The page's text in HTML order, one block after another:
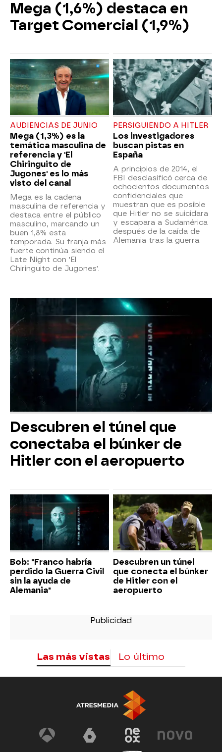
Mega (1,6%) destaca en
Target Comercial (1,9%)
AUDIENCIAS DE JUNIO
Mega (1,3%) es la
temática masculina de
referencia y 'El
Chiringuito de
Jugones' es lo más
visto del canal
Mega es la cadena
masculina de referencia y
destaca entre el público
masculino, marcando un
buen 1,8% esta
temporada. Su franja más
fuerte continúa siendo el
Late Night con 'El
Chiringuito de Jugones'.
PERSIGUIENDO A HITLER
Los investigadores
buscan pistas en
España
A principios de 2014, el
FBI desclasificó cerca de
ochocientos documentos
confidenciales que
muestran que es posible
que Hitler no se suicidara
y escapara a Sudamérica
después de la caída de
Alemania tras la guerra.
Descubren el túnel que
conectaba el búnker de
Hitler con el aeropuerto
Bob: "Franco habría
perdido la Guerra Civil
sin la ayuda de
Alemania"
Descubren un túnel
que conecta el búnker
de Hitler con el
aeropuerto
Las más vistas Lo último